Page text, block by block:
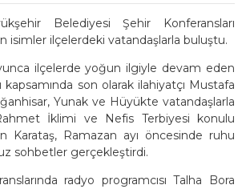
Belediyesi Şehir Konferansları
isimler ilçelerdeki vatandaşlarla buluştu.
ilçelerde yoğun ilgiyle devam eden
kapsamında son olarak ilahiyatçı Mustafa
Yunak ve Hüyükte vatandaşlarla
İklimi ve Nefis Terbiyesi konulu
Karataş, Ramazan ayı öncesinde ruhu
sohbetler gerçekleştirdi.
radyo programcısı Talha Bora